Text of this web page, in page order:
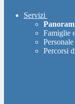
Servizi
Famiglie
Percorsi